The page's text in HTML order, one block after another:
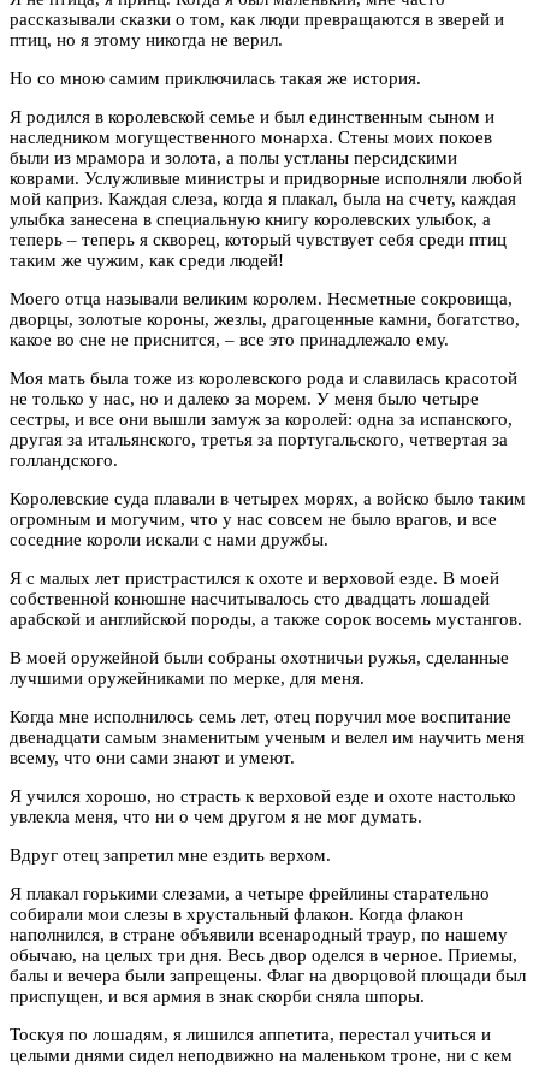
рассказывали сказки о том, как люди превращаются в зверей и
птиц, но я этому никогда не верил.
Но со мною самим приключилась такая же история.
Я родился в королевской семье и был единственным сыном и
наследником могущественного монарха. Стены моих покоев
были из мрамора и золота, а полы устланы персидскими
коврами. Услужливые министры и придворные исполняли любой
мой каприз. Каждая слеза, когда я плакал, была на счету, каждая
улыбка занесена в специальную книгу королевских улыбок, а
теперь – теперь я скворец, который чувствует себя среди птиц
таким же чужим, как среди людей!
Моего отца называли великим королем. Несметные сокровища,
дворцы, золотые короны, жезлы, драгоценные камни, богатство,
какое во сне не приснится, – все это принадлежало ему.
Моя мать была тоже из королевского рода и славилась красотой
не только у нас, но и далеко за морем. У меня было четыре
сестры, и все они вышли замуж за королей: одна за испанского,
другая за итальянского, третья за португальского, четвертая за
голландского.
Королевские суда плавали в четырех морях, а войско было таким
огромным и могучим, что у нас совсем не было врагов, и все
соседние короли искали с нами дружбы.
Я с малых лет пристрастился к охоте и верховой езде. В моей
собственной конюшне насчитывалось сто двадцать лошадей
арабской и английской породы, а также сорок восемь мустангов.
В моей оружейной были собраны охотничьи ружья, сделанные
лучшими оружейниками по мерке, для меня.
Когда мне исполнилось семь лет, отец поручил мое воспитание
двенадцати самым знаменитым ученым и велел им научить меня
всему, что они сами знают и умеют.
Я учился хорошо, но страсть к верховой езде и охоте настолько
увлекла меня, что ни о чем другом я не мог думать.
Вдруг отец запретил мне ездить верхом.
Я плакал горькими слезами, а четыре фрейлины старательно
собирали мои слезы в хрустальный флакон. Когда флакон
наполнился, в стране объявили всенародный траур, по нашему
обычаю, на целых три дня. Весь двор оделся в черное. Приемы,
балы и вечера были запрещены. Флаг на дворцовой площади был
приспущен, и вся армия в знак скорби сняла шпоры.
Тоскуя по лошадям, я лишился аппетита, перестал учиться и
целыми днями сидел неподвижно на маленьком троне, ни с кем